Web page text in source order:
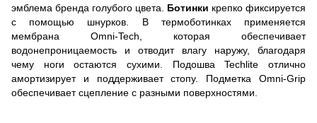
эмблема бренда голубого цвета. Ботинки крепко фиксируется
с помощью шнурков. В термоботинках применяется
мембрана Omni-Tech, которая обеспечивает
водонепроницаемость и отводит влагу наружу, благодаря
чему ноги остаются сухими. Подошва Techlite отлично
амортизирует и поддерживает стопу. Подметка Omni-Grip
обеспечивает сцепление с разными поверхностями.